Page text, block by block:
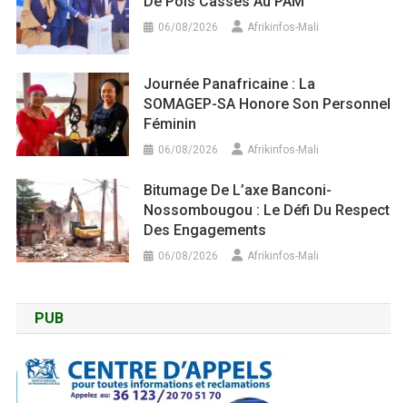
06/08/2026 Afrikinfos-Mali
Journée Panafricaine : La
SOMAGEP-SA Honore Son Personnel
Féminin
06/08/2026 Afrikinfos-Mali
Bitumage De L’axe Banconi-
Nossombougou : Le Défi Du Respect
Des Engagements
06/08/2026 Afrikinfos-Mali
PUB